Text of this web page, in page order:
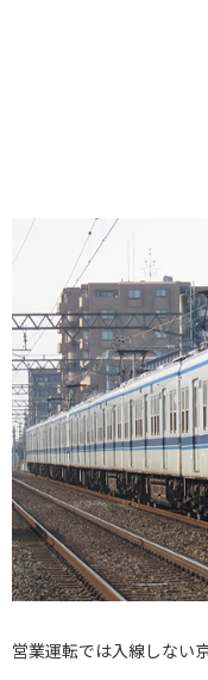
営業運転では入線しない